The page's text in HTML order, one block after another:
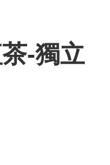
-獨立